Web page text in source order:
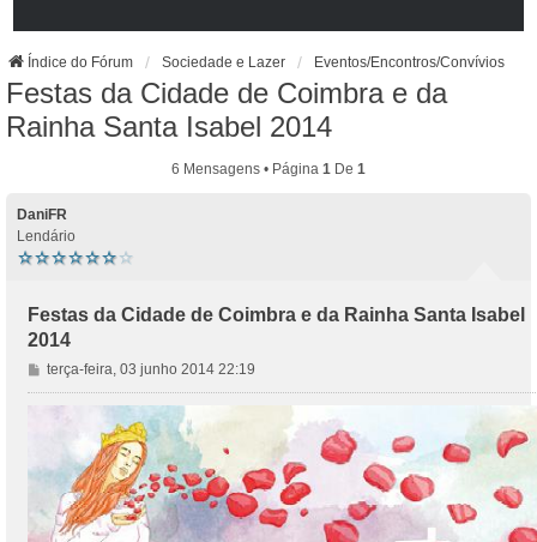
Índice do Fórum Sociedade e Lazer Eventos/Encontros/Convívios
Festas da Cidade de Coimbra e da
Rainha Santa Isabel 2014
6 Mensagens • Página 1 De 1
DaniFR
Lendário
Festas da Cidade de Coimbra e da Rainha Santa Isabel
2014
M
e
g
m
terça-feira, 03 junho 2014 22:19